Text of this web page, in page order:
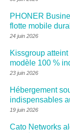
PHONER
flotte mobile
24 juin 2026
Kissgroup
modèle 100 %
23 juin 2026
Hébergement
indispensables
19 juin 2026
Cato Networks